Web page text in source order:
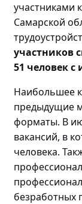
участниками
Самарской
участников
51 человек
Наибольшее
предыдущие
форматы. В
вакансий, в
человека.
безработных